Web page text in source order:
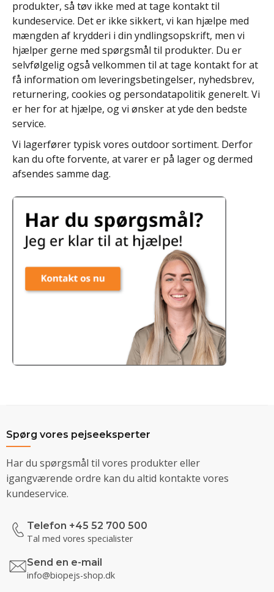
produkter, så tøv ikke med at tage kontakt til
kundeservice. Det er ikke sikkert, vi kan hjælpe med
mængden af krydderi i din yndlingsopskrift, men vi
hjælper gerne med spørgsmål til produkter. Du er
selvfølgelig også velkommen til at tage kontakt for at
få information om leveringsbetingelser, nyhedsbrev,
returnering, cookies og persondatapolitik generelt. Vi
er her for at hjælpe, og vi ønsker at yde den bedste
service.
Vi lagerfører typisk vores outdoor sortiment. Derfor
kan du ofte forvente, at varer er på lager og dermed
afsendes samme dag.
Spørg vores pejseeksperter
Har du spørgsmål til vores produkter eller
igangværende ordre kan du altid kontakte vores
kundeservice.
Telefon +45 52 700 500
Tal med vores specialister
Send en e-mail
info@biopejs-shop.dk